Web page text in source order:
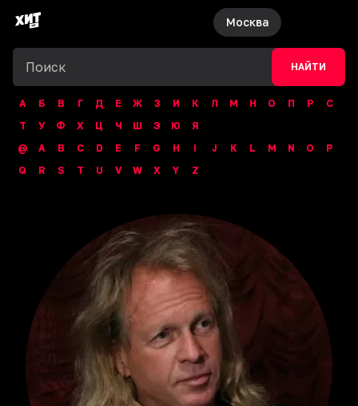
Москва
НАЙТИ
А Б В Г Д Е Ж З И К Л М Н О П Р
С
Т
У Ф Х Ц Ч Ш Э Ю
Я
@
A B C D E F G H I J K L M N O
P
Q
R S T U V W X Y Z